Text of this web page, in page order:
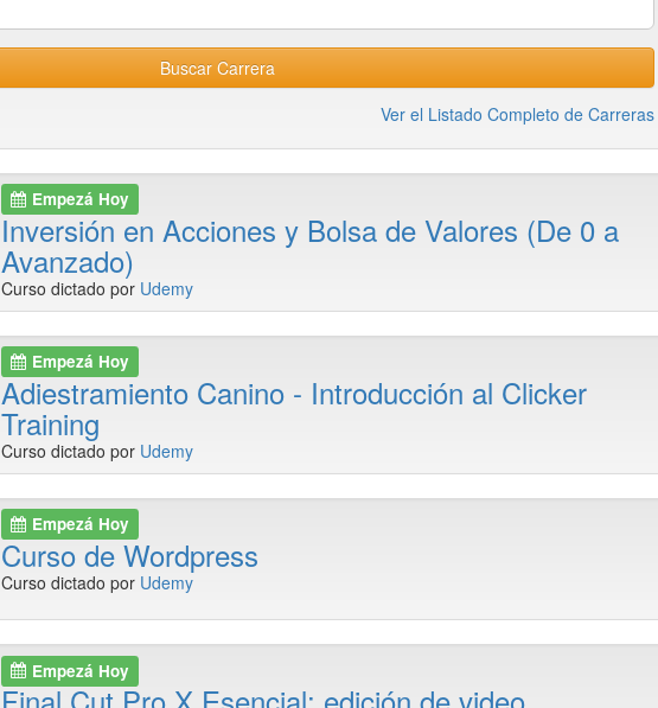
Buscar Carrera
Ver el Listado Completo de Carreras
Empezá Hoy
Inversión en Acciones y Bolsa de Valores (De 0 a
Avanzado)
Curso dictado por Udemy
Empezá Hoy
Adiestramiento Canino - Introducción al Clicker
Training
Curso dictado por Udemy
Empezá Hoy
Curso de Wordpress
Curso dictado por Udemy
Empezá Hoy